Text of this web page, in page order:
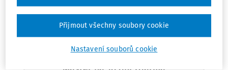
předplatitele
Zaregistrujte se a získejte
přístup k obsahu ve verzi
Nastavení souborů cookie
Přijmout všechny soubory cookie